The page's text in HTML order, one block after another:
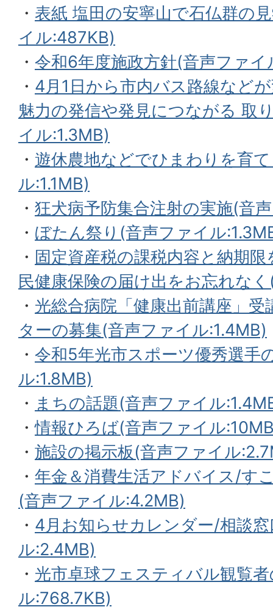
・ 表紙 塩田の安寧山で石仏群の
イル:487KB)
・ 令和6年度施政方針(音声ファ
・ 4月1日から市内バス路線など
魅力の発信や発見につながる 取
イル:1.3MB)
・ 遊休農地などでひまわりを育
ル:1.1MB)
・ 狂犬病予防集合注射の実施(音
・ ぼたん祭り(音声ファイル
・ 固定資産税の課税内容と納期
民健康保険の届け出をお忘れな
・ 光総合病院「健康出前講座」
ターの募集(音声ファイル:1.4MB)
・ 令和5年光市スポーツ優秀選手
ル:1.8MB)
・ まちの話題(音声ファイル
・情報ひろば(音声ファイル
・ 施設の掲示板(音声ファイル
・ 年金＆消費生活アドバイス/す
(音声ファイル:4.2MB)
・ 4月お知らせカレンダー/相談
ル:2.4MB)
・ 光市卓球フェスティバル観覧
ル:768.7KB)